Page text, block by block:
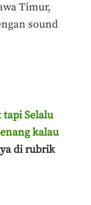
Timur,
sound
tapi Selalu
kalau
di rubrik